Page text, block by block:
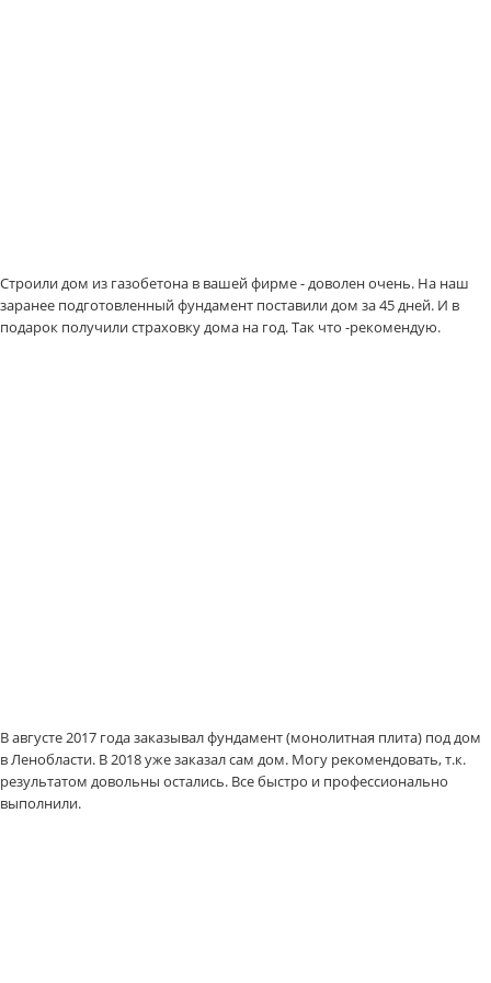
Строили дом из газобетона в вашей фирме - доволен очень. На наш
заранее подготовленный фундамент поставили дом за 45 дней. И в
подарок получили страховку дома на год. Так что -рекомендую.
В августе 2017 года заказывал фундамент (монолитная плита) под дом
в Ленобласти. В 2018 уже заказал сам дом. Могу рекомендовать, т.к.
результатом довольны остались. Все быстро и профессионально
выполнили.